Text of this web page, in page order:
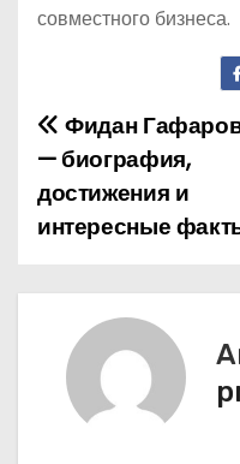
совместного бизнеса.
Н
а
в
и
Фидан
— биография,
достижения и
интересные